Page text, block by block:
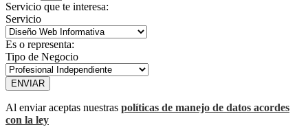
Servicio que te interesa:
Servicio
Es o representa:
Tipo de Negocio
ENVIAR
Al enviar aceptas nuestras políticas de manejo de datos acordes
con la ley